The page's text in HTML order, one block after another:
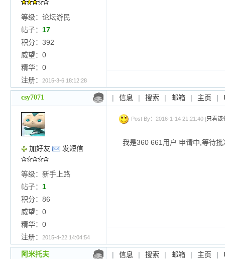
等级：论坛游民
帖子： 17
积分：392
威望：0
精华：0
注册：
2015-3-6 18:12:28
csy7071 | 信息 | 搜索 | 邮箱 | 主页 |
加好友 发短信
等级：新手上路
帖子： 1
积分：86
威望：0
精华：0
注册：
2015-4-22 14:04:54
Post By：2016-1-14 21:21:40 [只看该
我是360 661用户 申请中,等待
阿米托夫 | 信息 | 搜索 | 邮箱 | 主页 |